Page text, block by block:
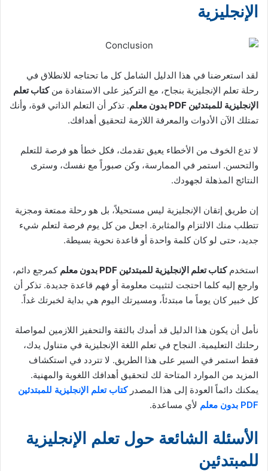
الإنجليزية
لقد استعرضنا في هذا الدليل الشامل كل ما تحتاجه للانطلاق في
رحلة تعلم الإنجليزية بنجاح، مع التركيز على الاستفادة منكتاب تعلم
الإنجليزية للمبتدئين PDF بدون معلم
. تذكر أن التعلم الذاتي قوة، وأنك
تمتلك الآن الأدوات والمعرفة اللازمة لتحقيق أهدافك.
لا تدع الخوف من الأخطاء يعيق تقدمك، فكل خطأ هو فرصة للتعلم
والتحسن. استمر في الممارسة، وكن صبوراً مع نفسك، وسترى
النتائج المذهلة لجهودك.
إن طريق إتقان الإنجليزية ليس مستحيلاً، بل هو رحلة ممتعة ومجزية
تتطلب منك الالتزام والمثابرة. اجعل من كل يوم فرصة لتعلم شيء
جديد، حتى لو كان كلمة واحدة أو قاعدة نحوية بسيطة.
استخدمكتاب تعلم الإنجليزية للمبتدئين PDF بدون معلم
كمرجع دائم،
وارجع إليه كلما احتجت لتثبيت معلومة أو فهم قاعدة جديدة. تذكر أن
كل خبير كان يوماً ما مبتدئاً، ومسيرتك اليوم هي بداية لخبرتك غداً.
نأمل أن يكون هذا الدليل قد أمدك بالثقة والتحفيز اللازمين لمواصلة
رحلتك التعليمية. النجاح في تعلم اللغة الإنجليزية في متناول يدك،
فقط استمر في السير على هذا الطريق. لا تتردد في استكشاف
المزيد من الموارد المتاحة لك لتحقيق أهدافك اللغوية والمهنية.
يمكنك دائماً العودة إلى هذا المصدركتاب تعلم الإنجليزية للمبتدئين
PDF بدون معلم
لأي مساعدة.
الأسئلة الشائعة حول تعلم الإنجليزية
للمبتدئين